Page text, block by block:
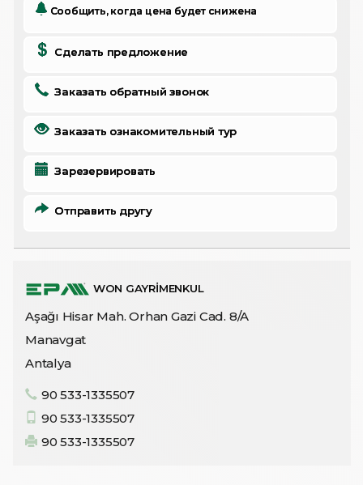
Сообщить, когда цена будет снижена
Сделать предложение
Заказать обратный звонок
Заказать ознакомительный тур
Зарезервировать
Отправить другу
WON GAYRİMENKUL
Aşağı Hisar Mah. Orhan Gazi Cad. 8/A
Manavgat
Antalya
90 533-1335507
90 533-1335507
90 533-1335507